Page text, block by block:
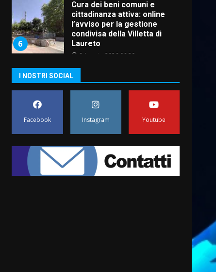
6
Cura dei beni comuni e
cittadinanza attiva: online
l’avviso per la gestione
condivisa della Villetta di
Laureto
6 Agosto 2026 06:20
prima assoluta de “L’Albergo
Belvedere. Il rapimento”
6 Agosto 2026 06:15
appuntamento con “Fasano in
Banda”
7 Agosto 2026 06:05
I NOSTRI SOCIAL
Facebook Instagram Youtube